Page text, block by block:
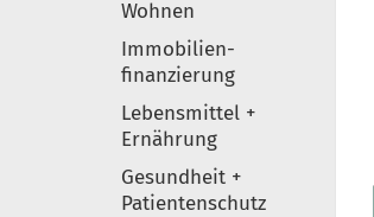
Elemente
Wohnen
Immobilien-
finanzierung
Lebensmittel +
Ernährung
Gesundheit +
Patientenschutz